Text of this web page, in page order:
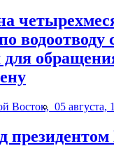
водоотводу
для
Восток, 05 августа,